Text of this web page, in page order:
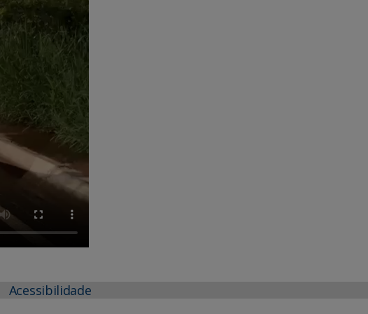
Acessibilidade